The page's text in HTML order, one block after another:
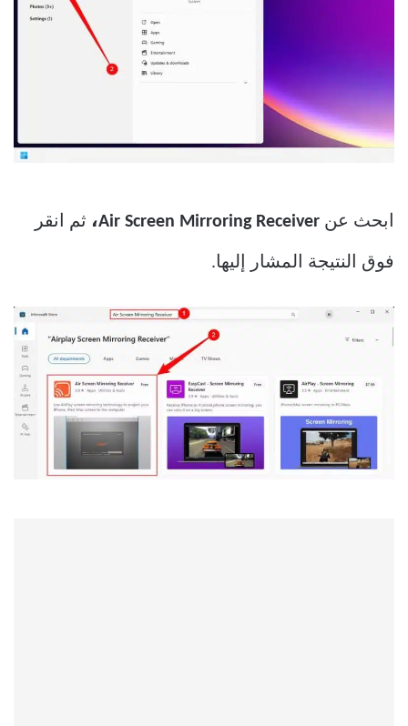
ابحث عن Air Screen Mirroring Receiver، ثم انقر
فوق النتيجة المشار إليها.